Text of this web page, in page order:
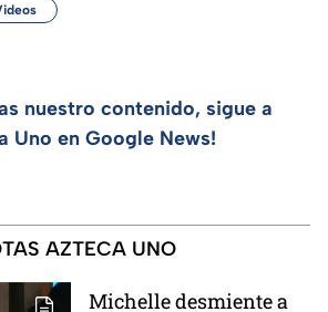
nuestro contenido, sigue a
Uno en Google News!
AZTECA UNO
Michelle desmiente a